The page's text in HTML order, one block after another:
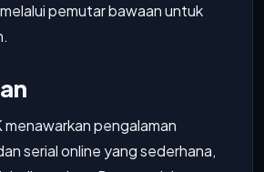
pemutar bawaan untuk
menawarkan pengalaman
serial online yang sederhana,